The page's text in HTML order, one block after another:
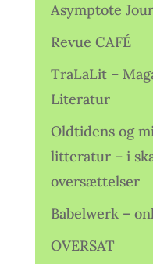
Asymptote
Revue CAFÉ
TraLaLit –
Literatur
Oldtidens og
litteratur – i
oversættelser
Babelwerk –
OVERSAT